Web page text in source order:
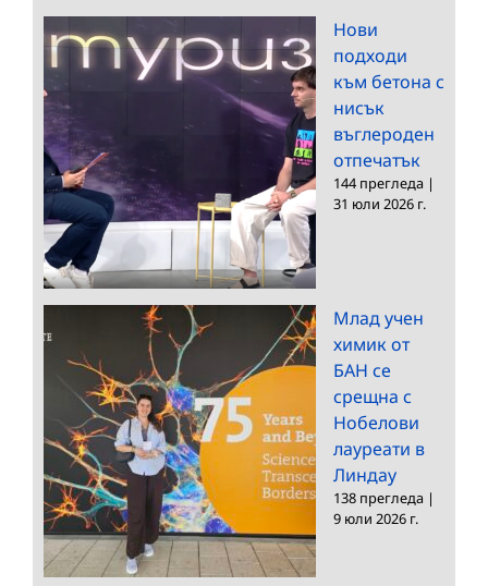
Нови
подходи
към бетона с
нисък
въглероден
отпечатък
144 прегледа |
31 юли 2026 г.
Млад учен
химик от
БАН се
срещна с
Нобелови
лауреати в
Линдау
138 прегледа |
9 юли 2026 г.